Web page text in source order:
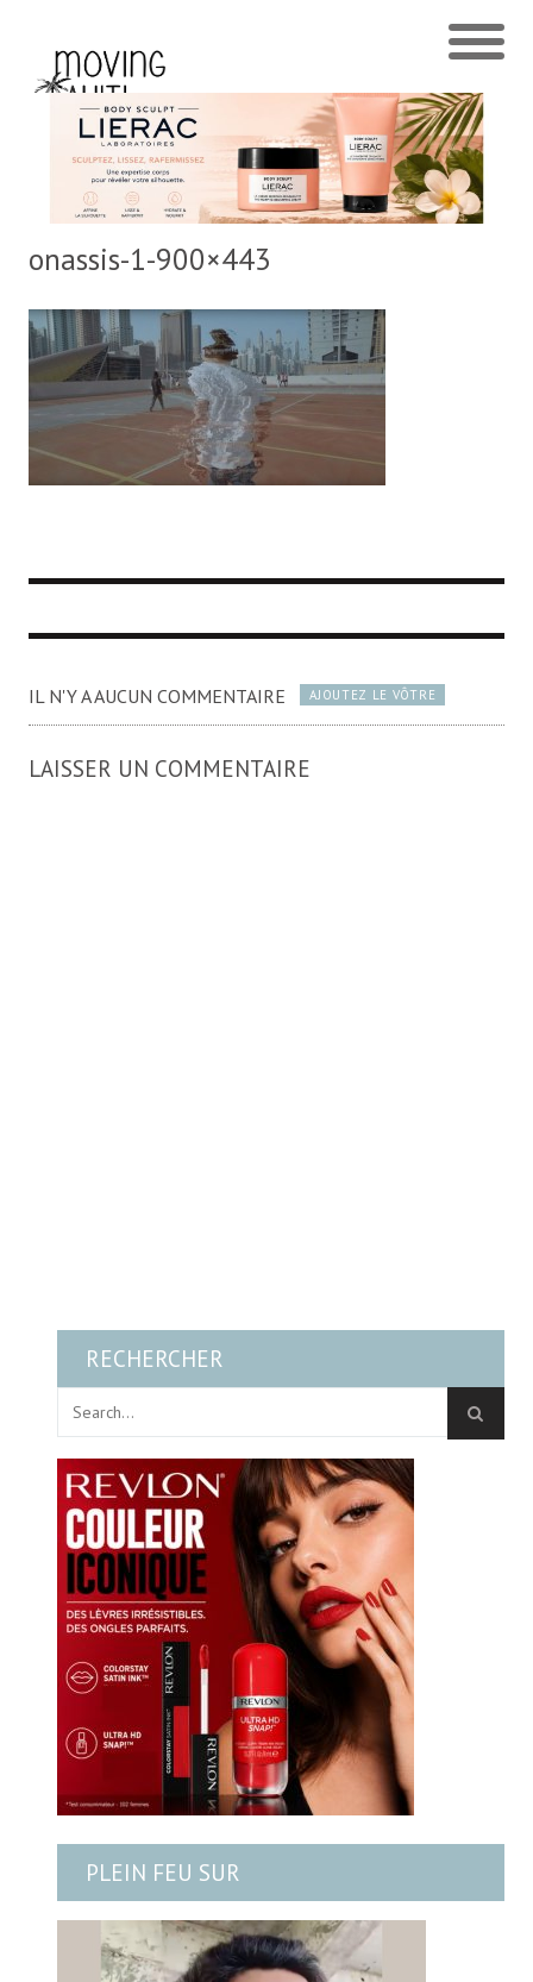
onassis-1-900×443
IL N'Y A AUCUN COMMENTAIRE AJOUTEZ LE VÔTRE
LAISSER UN COMMENTAIRE
RECHERCHER
PLEIN FEU SUR